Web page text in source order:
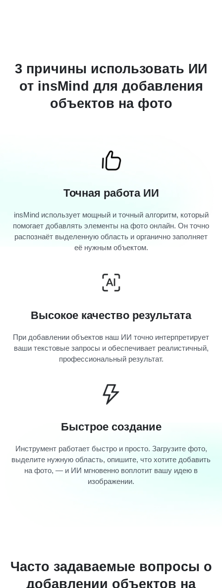
3 причины использовать ИИ
от insMind для добавления
объектов на фото
Точная работа ИИ
insMind использует мощный и точный алгоритм, который
помогает добавлять элементы на фото онлайн. Он точно
распознаёт выделенную область и органично заполняет
её нужным объектом.
Высокое качество результата
При добавлении объектов наш ИИ точно интерпретирует
ваши текстовые запросы и обеспечивает реалистичный,
профессиональный результат.
Быстрое создание
Инструмент работает быстро и просто. Загрузите фото,
выделите нужную область, опишите, что хотите добавить
на фото, — и ИИ мгновенно воплотит вашу идею в
изображении.
Часто задаваемые вопросы о
добавлении объектов на